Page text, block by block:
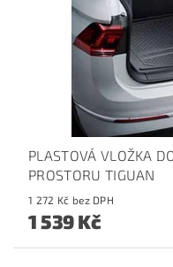
PLASTOVÁ VLOŽKA
PROSTORU TIGUAN
1 272 Kč bez DPH
1 539 Kč